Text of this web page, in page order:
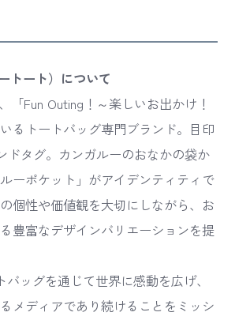
トート）について
「Fun Outing！～楽しいお出かけ！
るトートバッグ専門ブランド。目印
ドタグ。カンガルーのおなかの袋か
ーポケット」がアイデンティティで
個性や価値観を大切にしながら、お
豊富なデザインバリエーションを提
バッグを通じて世界に感動を広げ、
メディアであり続けることをミッシ